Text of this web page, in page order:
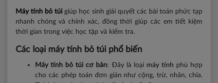
Máy tính bỏ túi giúp học sinh giải quyết các bài toán phức tạp
nhanh chóng và chính xác, đồng thời giúp các em tiết kiệm
thời gian trong việc học tập và kiểm tra.
Các loại máy tính bỏ túi phổ biến
Máy tính bỏ túi cơ bản: Đây là loại máy tính phù hợp
cho các phép toán đơn giản như cộng, trừ, nhân, chia.